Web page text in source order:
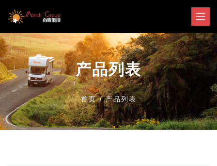
产品列表
首页/产品列表